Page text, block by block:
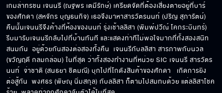
เกมล่าทรชน เจนนรี (ณฐพร เตมีรักษ์) เครียดจัดที่ต้องเสี่ยงตายอยู่ที่บาร์
ของศักดา (สหจักร บุญธนกิจ) เธอจึงมาหาสารวัตรนนท์ (ปริญ สุภารัตน์)
คืนนั้นเจนนรีจึงค้างที่ห้องของนนท์ รุ่งเช้าลลิสา (พิมพ์ปวีณ์ โคกระบินทร์)
รีบมารับเจนนรีกลับไปที่บ้านทันที และแสดงท่าทีไม่พอใจมากที่ทั้งสองสนิท
สนมกัน  อยู่ด้วยกันสองต่อสองทั้งคืน  เจนนรีกับลลิสา สารภาพกับนวล
(ขวัญฤดี กลมกล่อม) ในที่สุด ว่าทั้งสองทำงานที่หน่วย SIC เจนนรี สารวัตร
นนท์  จ่าชาติ (สนธยา ชิตมณี) บุกไปที่โกดังสินค้าของศักดา   เกิดการยิง
ต่อสู้กัน  พงศธร (พิษณุ นิ่มสกุล) กับลลิสา ก็ตามไปสมทบด้วย แต่ลลิสาโชค